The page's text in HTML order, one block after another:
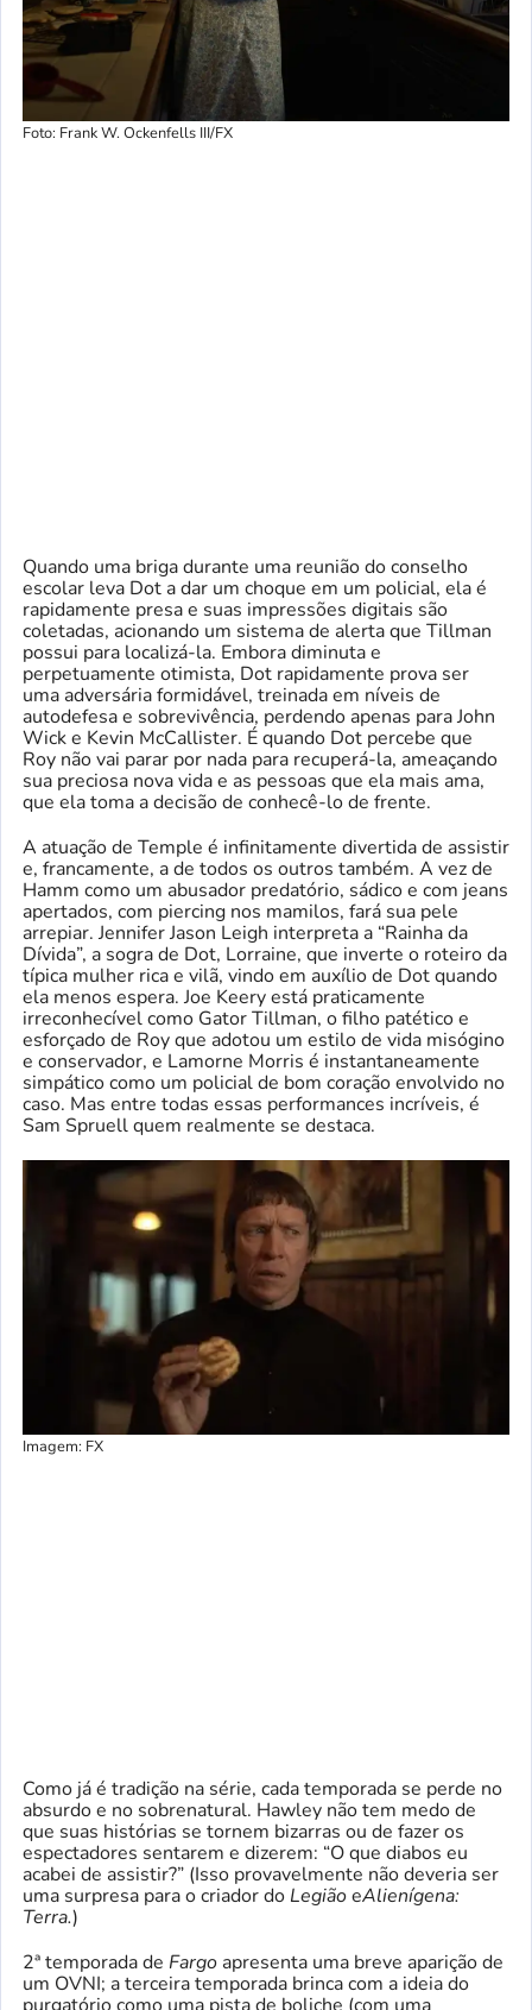
Foto: Frank W. Ockenfells III/FX
Quando uma briga durante uma reunião do conselho
escolar leva Dot a dar um choque em um policial, ela é
rapidamente presa e suas impressões digitais são
coletadas, acionando um sistema de alerta que Tillman
possui para localizá-la. Embora diminuta e
perpetuamente otimista, Dot rapidamente prova ser
uma adversária formidável, treinada em níveis de
autodefesa e sobrevivência, perdendo apenas para John
Wick e Kevin McCallister. É quando Dot percebe que
Roy não vai parar por nada para recuperá-la, ameaçando
sua preciosa nova vida e as pessoas que ela mais ama,
que ela toma a decisão de conhecê-lo de frente.
A atuação de Temple é infinitamente divertida de assistir
e, francamente, a de todos os outros também. A vez de
Hamm como um abusador predatório, sádico e com jeans
apertados, com piercing nos mamilos, fará sua pele
arrepiar. Jennifer Jason Leigh interpreta a “Rainha da
Dívida”, a sogra de Dot, Lorraine, que inverte o roteiro da
típica mulher rica e vilã, vindo em auxílio de Dot quando
ela menos espera. Joe Keery está praticamente
irreconhecível como Gator Tillman, o filho patético e
esforçado de Roy que adotou um estilo de vida misógino
e conservador, e Lamorne Morris é instantaneamente
simpático como um policial de bom coração envolvido no
caso. Mas entre todas essas performances incríveis, é
Sam Spruell quem realmente se destaca.
Imagem: FX
Como já é tradição na série, cada temporada se perde no
absurdo e no sobrenatural. Hawley não tem medo de
que suas histórias se tornem bizarras ou de fazer os
espectadores sentarem e dizerem: “O que diabos eu
acabei de assistir?” (Isso provavelmente não deveria ser
uma surpresa para o criador do LegiãoeAlienígena:
Terra.)
2ª temporada de Fargo apresenta uma breve aparição de
um OVNI; a terceira temporada brinca com a ideia do